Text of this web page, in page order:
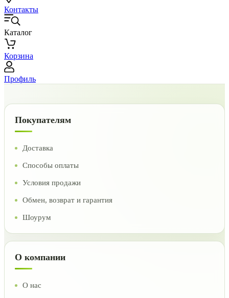
Контакты
Каталог
Корзина
Профиль
Покупателям
Доставка
Способы оплаты
Условия продажи
Обмен, возврат и гарантия
Шоурум
О компании
О нас